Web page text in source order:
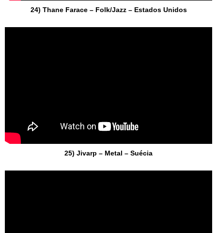
24) Thane Farace – Folk/Jazz – Estados Unidos
25) Jivarp – Metal – Suécia